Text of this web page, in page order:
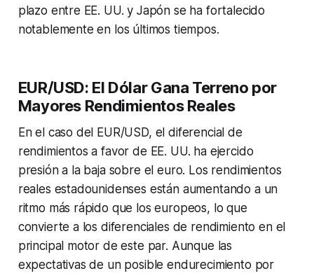
plazo entre EE. UU. y Japón se ha fortalecido
notablemente en los últimos tiempos.
EUR/USD: El Dólar Gana Terreno por
Mayores Rendimientos Reales
En el caso del EUR/USD, el diferencial de
rendimientos a favor de EE. UU. ha ejercido
presión a la baja sobre el euro. Los rendimientos
reales estadounidenses están aumentando a un
ritmo más rápido que los europeos, lo que
convierte a los diferenciales de rendimiento en el
principal motor de este par. Aunque las
expectativas de un posible endurecimiento por